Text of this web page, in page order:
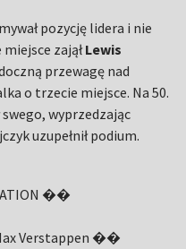
pozycję lidera i nie
miejsce zająłLewis
przewagę nad
o trzecie miejsce. Na 50.
swego, wyprzedzając
uzupełnił podium.
��
Verstappen ��